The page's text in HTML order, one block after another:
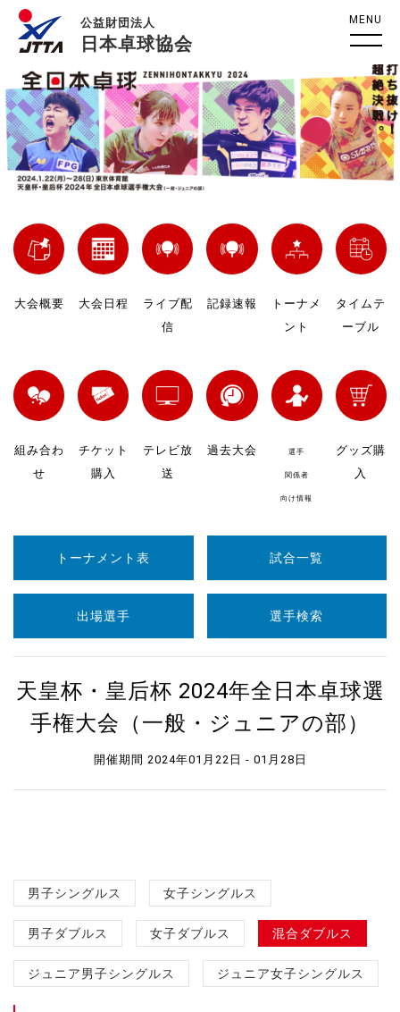
公益財団法人
日本卓球協会
MENU
大会概要 大会日程
ライブ配
信
記録速報
トーナメ
ント
タイムテ
ーブル
組み合わ
せ
チケット
購入
テレビ放
送
過去大会 選手
関係者
向け情報
グッズ購
入
トーナメント表 試合一覧
出場選手 選手検索
天皇杯・皇后杯 2024年全日本卓球選
手権大会（一般・ジュニアの部）
開催期間 2024年01月22日 - 01月28日
男子シングルス 女子シングルス
男子ダブルス 女子ダブルス 混合ダブルス
ジュニア男子シングルス ジュニア女子シングルス